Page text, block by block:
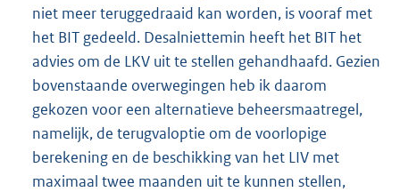
niet meer teruggedraaid kan worden, is vooraf met
het BIT gedeeld. Desalniettemin heeft het BIT het
advies om de LKV uit te stellen gehandhaafd. Gezien
bovenstaande overwegingen heb ik daarom
gekozen voor een alternatieve beheersmaatregel,
namelijk, de terugvaloptie om de voorlopige
berekening en de beschikking van het LIV met
maximaal twee maanden uit te kunnen stellen,